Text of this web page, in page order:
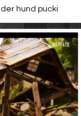
hund pucki